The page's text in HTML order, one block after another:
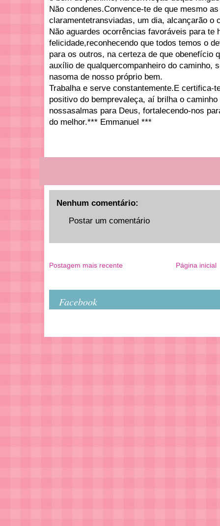
Não condenes.Convence-te de que mesmo
claramentetransviadas, um dia, alcançarão o
Não aguardes ocorrências favoráveis para te
felicidade,reconhecendo que todos temos o
para os outros, na certeza de que obenefício
auxílio de qualquercompanheiro do caminho,
nasoma de nosso próprio bem.
Trabalha e serve constantemente.E certifica-
positivo do bemprevaleça, aí brilha o
nossasalmas para Deus, fortalecendo-nos
do melhor.*** Emmanuel ***
Nenhum comentário:
Postar um comentário
Postagem mais recente Página inicial
Facebook